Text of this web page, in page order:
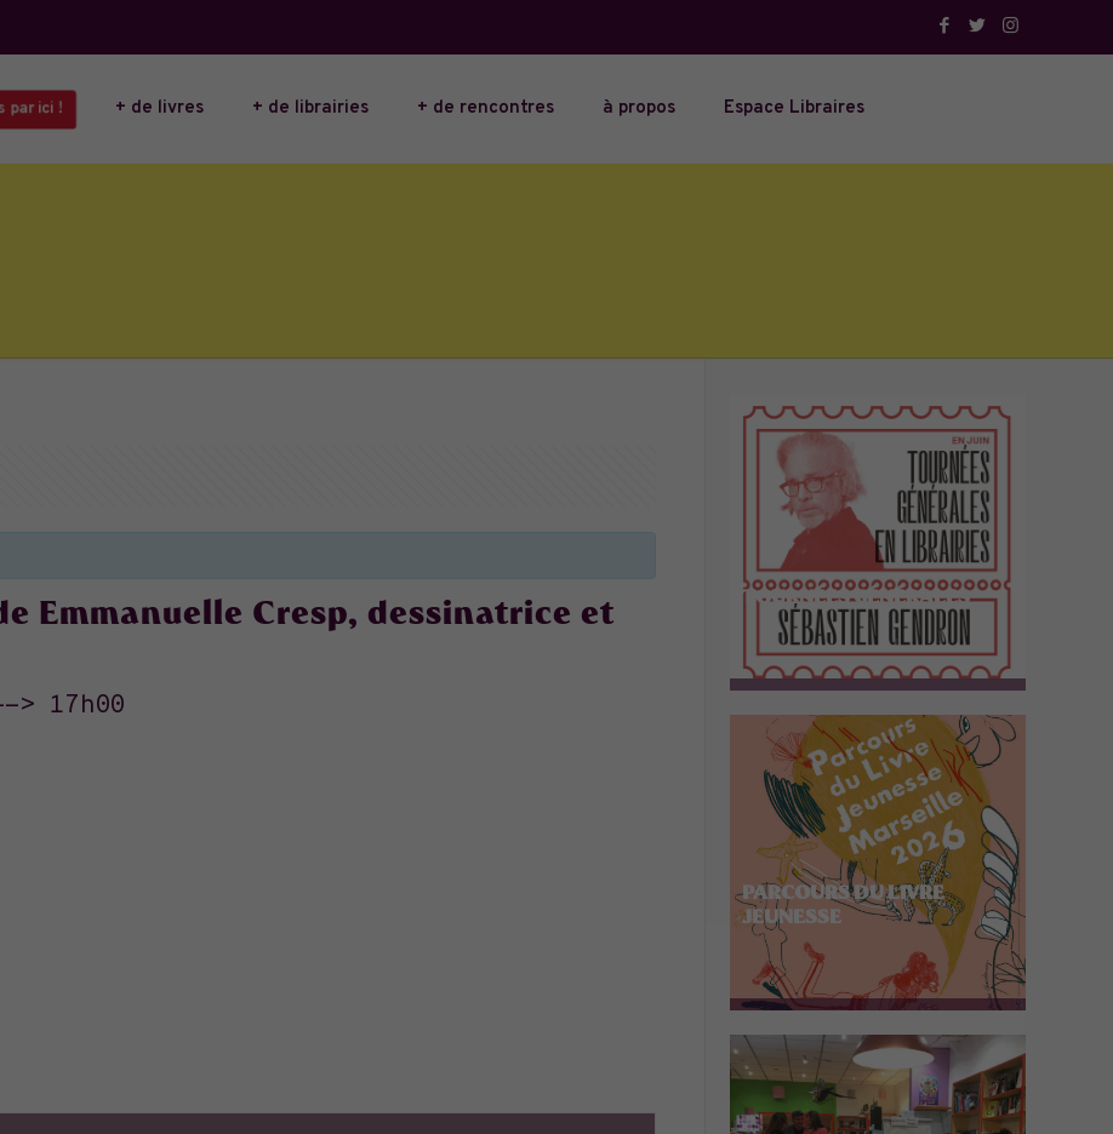
par ici ! + de livres + de librairies + de rencontres à propos Espace Libraires
Emmanuelle Cresp, dessinatrice et
> 17h00
TOURNÉES GÉNÉRALES
PARCOURS DU LIVRE
JEUNESSE